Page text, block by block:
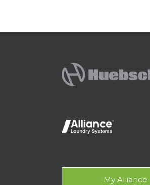
My Alliance